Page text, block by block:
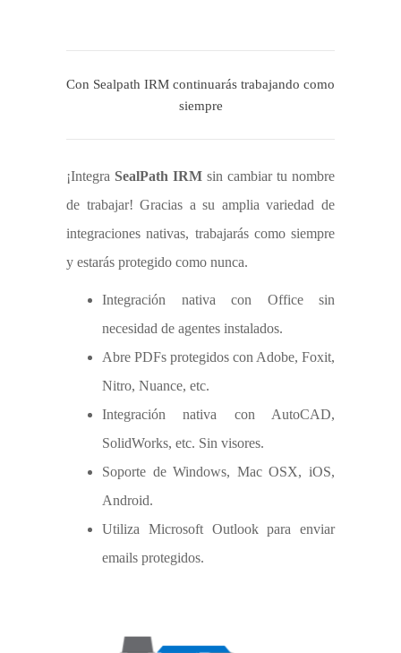
Con Sealpath IRM continuarás trabajando como
siempre
¡Integra SealPath IRM sin cambiar tu nombre
de trabajar! Gracias a su amplia variedad de
integraciones nativas, trabajarás como siempre
y estarás protegido como nunca.
Integración nativa con Office sin
necesidad de agentes instalados.
Abre PDFs protegidos con Adobe, Foxit,
Nitro, Nuance, etc.
Integración nativa con AutoCAD,
SolidWorks, etc. Sin visores.
Soporte de Windows, Mac OSX, iOS,
Android.
Utiliza Microsoft Outlook para enviar
emails protegidos.